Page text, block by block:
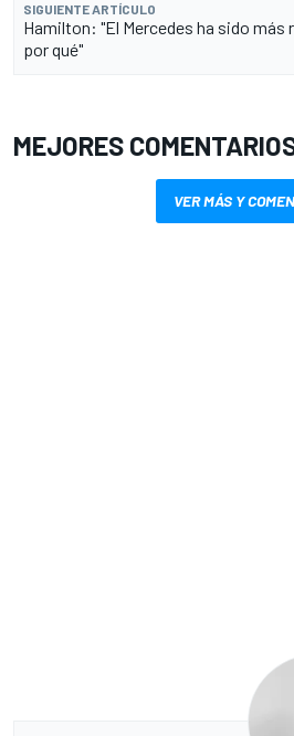
SIGUIENTE ARTÍCULO
Hamilton: "El Mercedes ha sido más
por qué"
MEJORES
VER MÁS Y